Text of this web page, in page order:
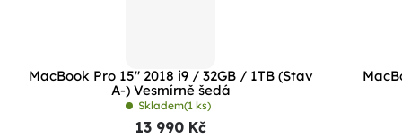
MacBook Pro 15" 2018 i9 / 32GB / 1TB (Stav
A-) Vesmírně šedá
Skladem(1 ks)
13 990 Kč